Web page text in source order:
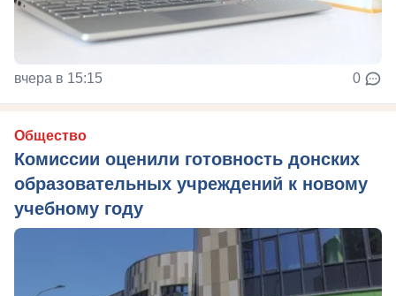
вчера в 15:15 0
Общество
Комиссии оценили готовность донских
образовательных учреждений к новому
учебному году